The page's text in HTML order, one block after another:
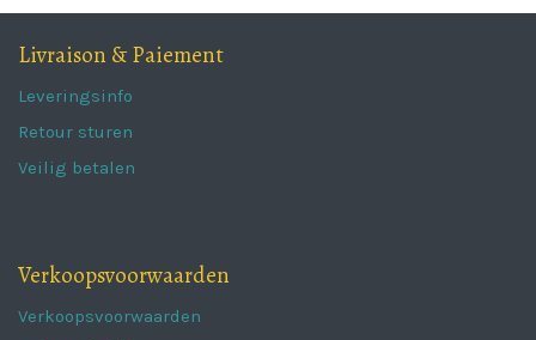
Livraison & Paiement
Leveringsinfo
Retour sturen
Veilig betalen
Verkoopsvoorwaarden
Verkoopsvoorwaarden